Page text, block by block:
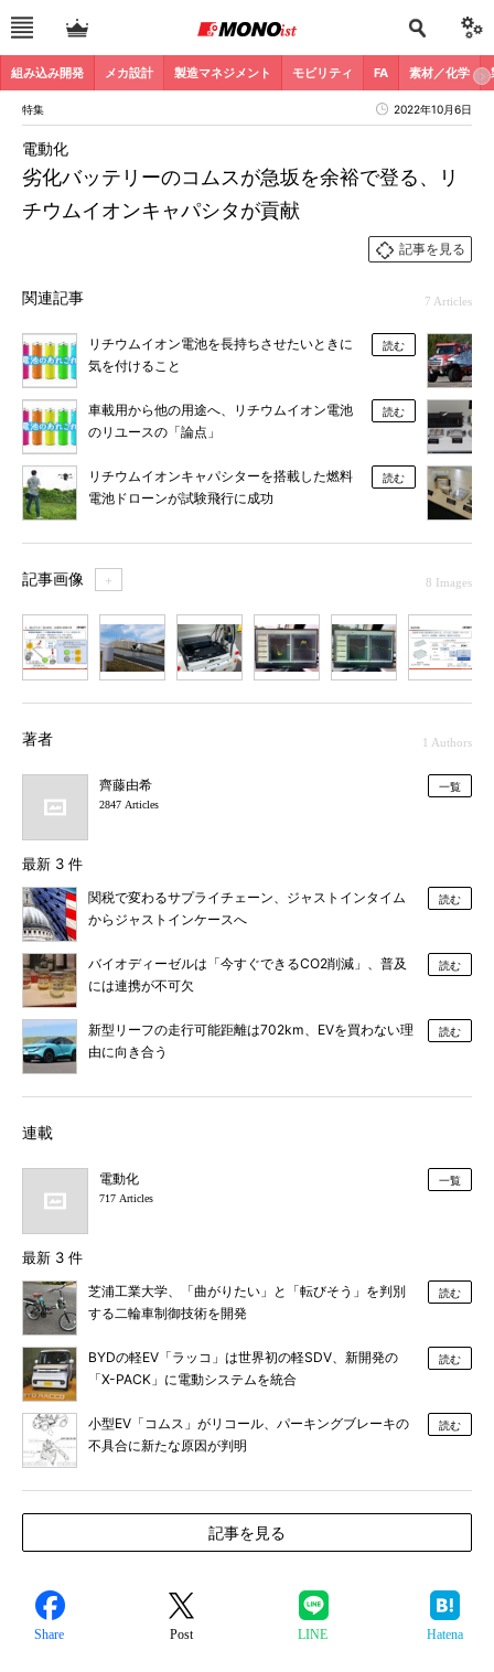
組み込み開発 メカ設計 製造マネジメント モビリティ FA 素材／化学
特集 2022年10月6日
劣化バッテリーのコムスが急坂を余裕で登る、リ
チウムイオンキャパシタが貢献
電動化
記事を見る
関連記事 7 Articles
リチウムイオン電池を長持ちさせたいときに
気を付けること
読む
車載用から他の用途へ、リチウムイオン電池
のリユースの「論点」
読む
リチウムイオンキャパシターを搭載した燃料
電池ドローンが試験飛行に成功
読む
記事画像 ＋ 8 Images
著者 1 Authors
齊藤由希
2847 Articles
一覧
最新 3 件
関税で変わるサプライチェーン、ジャストインタイム
からジャストインケースへ
読む
バイオディーゼルは「今すぐできるCO2削減」、普及
には連携が不可欠
読む
新型リーフの走行可能距離は702km、EVを買わない理
由に向き合う
読む
連載
電動化
717 Articles
一覧
最新 3 件
芝浦工業大学、「曲がりたい」と「転びそう」を判別
する二輪車制御技術を開発
読む
BYDの軽EV「ラッコ」は世界初の軽SDV、新開発の
「X-PACK」に電動システムを統合
読む
小型EV「コムス」がリコール、パーキングブレーキの
不具合に新たな原因が判明
読む
記事を見る
Share Post LINE Hatena